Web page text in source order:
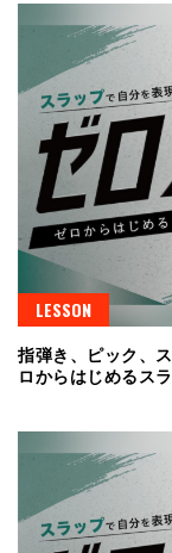
LESSON
指弾き、ピック、
ロからはじめるス